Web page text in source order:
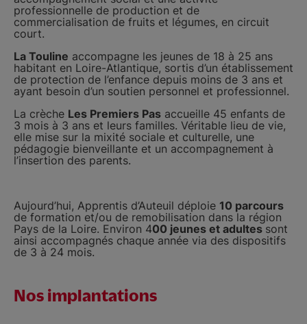
professionnelle de production et de
commercialisation de fruits et légumes, en circuit
court.
La Touline accompagne les jeunes de 18 à 25 ans
habitant en Loire-Atlantique, sortis d’un établissement
de protection de l’enfance depuis moins de 3 ans et
ayant besoin d’un soutien personnel et professionnel.
La crèche Les Premiers Pas accueille 45 enfants de
3 mois à 3 ans et leurs familles. Véritable lieu de vie,
elle mise sur la mixité sociale et culturelle, une
pédagogie bienveillante et un accompagnement à
l’insertion des parents.
Aujourd’hui, Apprentis d’Auteuil déploie 10 parcours
de formation et/ou de remobilisation dans la région
Pays de la Loire. Environ 400 jeunes et adultes sont
ainsi accompagnés chaque année via des dispositifs
de 3 à 24 mois.
Nos implantations